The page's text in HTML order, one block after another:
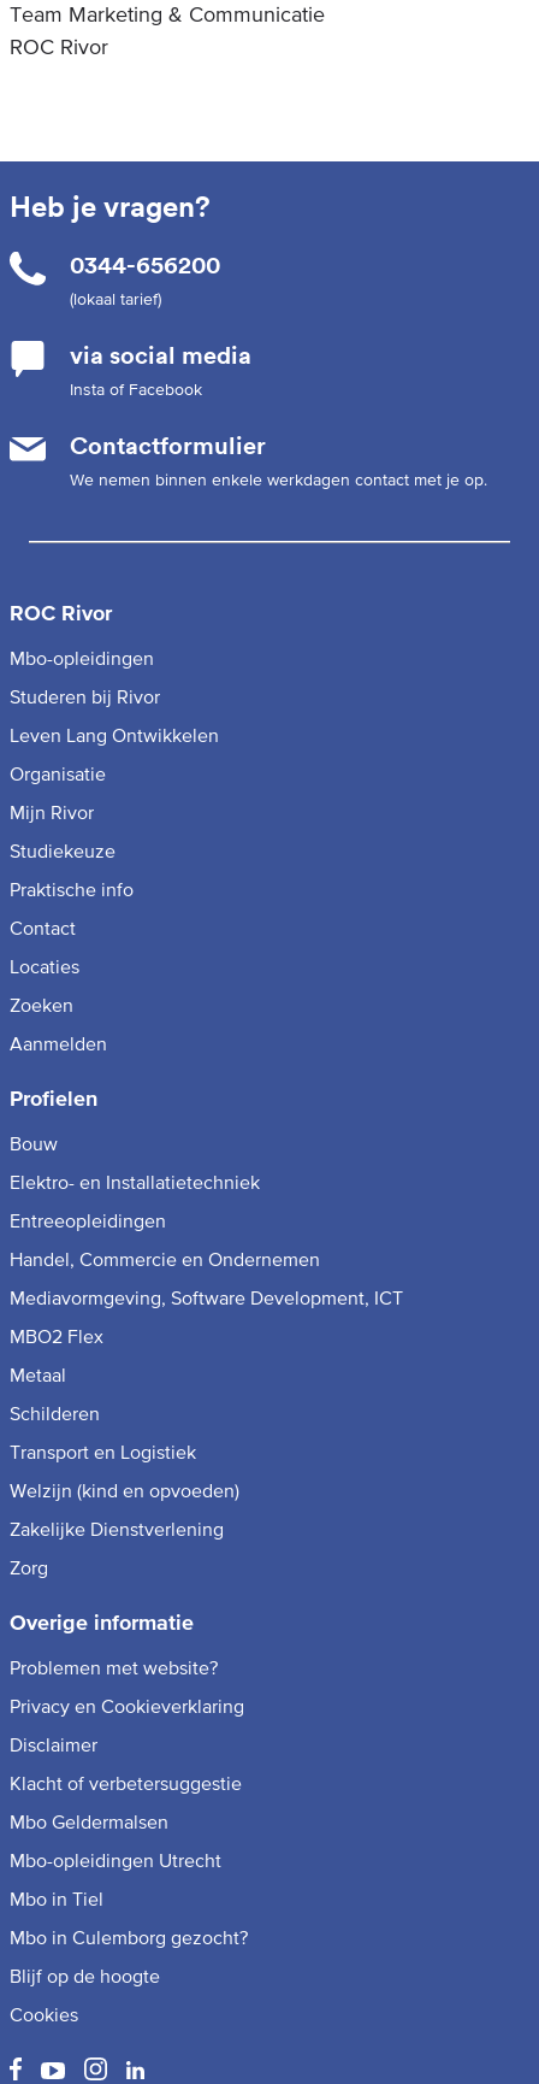
Team Marketing & Communicatie
ROC Rivor
Heb je vragen?
0344-656200
(lokaal tarief)
via social media
Insta of Facebook
Contactformulier
We nemen binnen enkele werkdagen contact met je op.
ROC Rivor
Mbo-opleidingen
Studeren bij Rivor
Leven Lang Ontwikkelen
Organisatie
Mijn Rivor
Studiekeuze
Praktische info
Contact
Locaties
Zoeken
Aanmelden
Profielen
Bouw
Elektro- en Installatietechniek
Entreeopleidingen
Handel, Commercie en Ondernemen
Mediavormgeving, Software Development, ICT
MBO2 Flex
Metaal
Schilderen
Transport en Logistiek
Welzijn (kind en opvoeden)
Zakelijke Dienstverlening
Zorg
Overige informatie
Problemen met website?
Privacy en Cookieverklaring
Disclaimer
Klacht of verbetersuggestie
Mbo Geldermalsen
Mbo-opleidingen Utrecht
Mbo in Tiel
Mbo in Culemborg gezocht?
Blijf op de hoogte
Cookies